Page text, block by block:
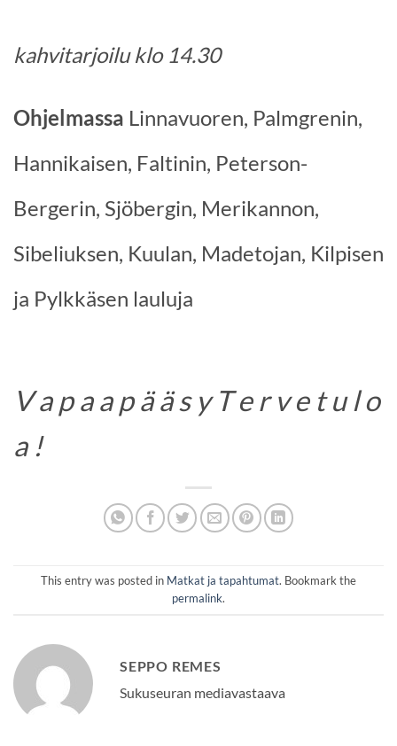
kahvitarjoilu klo 14.30
Ohjelmassa Linnavuoren, Palmgrenin,
Hannikaisen, Faltinin, Peterson-
Bergerin, Sjöbergin, Merikannon,
Sibeliuksen, Kuulan, Madetojan, Kilpisen
ja Pylkkäsen lauluja
V a p a a p ä ä s y T e r v e t u l o
a !
This entry was posted in Matkat ja tapahtumat. Bookmark the
permalink.
SEPPO REMES
Sukuseuran mediavastaava